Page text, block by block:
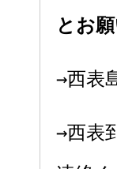
とお
→西表
→西表